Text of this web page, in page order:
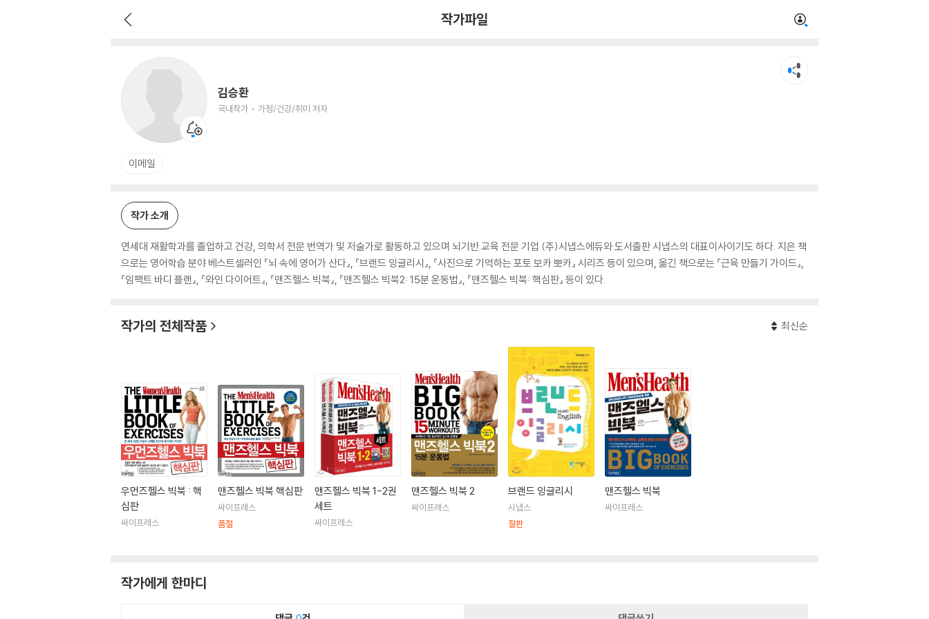
작가파일
김승환
국내작가 가정/건강/취미 저자
이메일
작가 소개
연세대 재활학과를 졸업하고 건강, 의학서 전문 번역가 및 저술가로 활동하고 있으며 뇌기반 교육 전문 기업 (주)시냅스에듀와 도서출판 시냅스의 대표이사이기도 하다. 지은 책
으로는 영어학습 분야 베스트셀러인 『뇌 속에 영어가 산다』, 『브랜드 잉글리시』, 『사진으로 기억하는 포토 보카 뽀카』 시리즈 등이 있으며, 옮긴 책으로는 『근육 만들기 가이드』,
『임팩트 바디 플랜』, 『와인 다이어트』, 『맨즈헬스 빅북』, 『맨즈헬스 빅북2: 15분 운동법』, 『맨즈헬스 빅북: 핵심판』 등이 있다.
작가의 전체작품 최신순
우먼즈헬스 빅북 : 핵
심판
싸이프레스
맨즈헬스 빅북 핵심판
싸이프레스
품절
맨즈헬스 빅북 1-2권
세트
싸이프레스
맨즈헬스 빅북 2
싸이프레스
브랜드 잉글리시
시냅스
절판
맨즈헬스 빅북
싸이프레스
작가에게 한마디